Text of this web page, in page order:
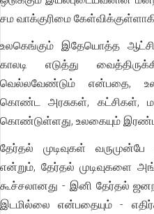
சம வாக்குரிமை
உலகெங்கும் இதேயொத்த
காலடி எடுத்து
வெல்லவேண்டும் என்பதை,
கொண்ட அரசுகள், கட்சிகள்,
கொண்டுள்ளது, உலகையும்
தேர்தல் முடிவுகள்
என்றும், தேர்தல் முடிவுகளை
கூச்சலானது - இனி தேர்தல்
இடமில்லை என்பதையும் -